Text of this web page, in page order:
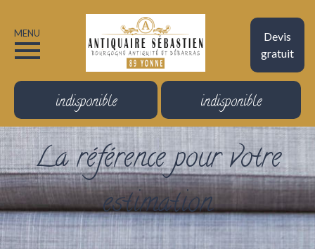
Devis
gratuit
MENU
indisponible indisponible
La référence pour votre
estimation